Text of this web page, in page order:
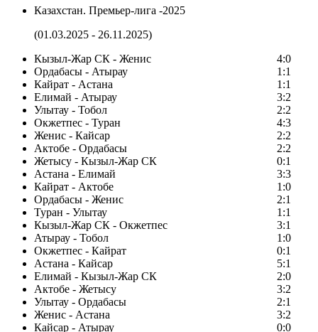
Казахстан. Премьер-лига -2025
(01.03.2025 - 26.11.2025)
Кызыл-Жар СК - Женис
4:0
Ордабасы - Атырау
1:1
Кайрат - Астана
1:1
Елимай - Атырау
3:2
Улытау - Тобол
2:2
Окжетпес - Туран
4:3
Женис - Кайсар
2:2
Актобе - Ордабасы
2:2
Жетысу - Кызыл-Жар СК
0:1
Астана - Елимай
3:3
Кайрат - Актобе
1:0
Ордабасы - Женис
2:1
Туран - Улытау
1:1
Кызыл-Жар СК - Окжетпес
3:1
Атырау - Тобол
1:0
Окжетпес - Кайрат
0:1
Астана - Кайсар
5:1
Елимай - Кызыл-Жар СК
2:0
Актобе - Жетысу
3:2
Улытау - Ордабасы
2:1
Женис - Астана
3:2
Кайсар - Атырау
0:0